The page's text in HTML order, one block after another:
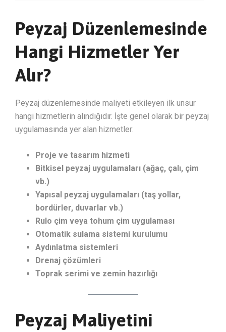
Peyzaj Düzenlemesinde
Hangi Hizmetler Yer
Alır?
Peyzaj düzenlemesinde maliyeti etkileyen ilk unsur
hangi hizmetlerin alındığıdır. İşte genel olarak bir peyzaj
uygulamasında yer alan hizmetler:
Proje ve tasarım hizmeti
Bitkisel peyzaj uygulamaları (ağaç, çalı, çim
vb.)
Yapısal peyzaj uygulamaları (taş yollar,
bordürler, duvarlar vb.)
Rulo çim veya tohum çim uygulaması
Otomatik sulama sistemi kurulumu
Aydınlatma sistemleri
Drenaj çözümleri
Toprak serimi ve zemin hazırlığı
Peyzaj Maliyetini